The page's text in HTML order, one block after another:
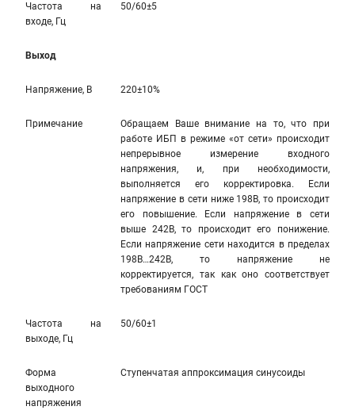
Частота на
входе, Гц
50/60±5
Выход
Напряжение, В 220±10%
Примечание
Обращаем Ваше внимание на то, что при
работе ИБП в режиме «от сети» происходит
непрерывное измерение входного
напряжения, и, при необходимости,
выполняется его корректировка. Если
напряжение в сети ниже 198В, то происходит
его повышение. Если напряжение в сети
выше 242В, то происходит его понижение.
Если напряжение сети находится в пределах
198В…242В, то напряжение не
корректируется, так как оно соответствует
требованиям ГОСТ
Частота на
выходе, Гц
50/60±1
Форма
выходного
напряжения
Ступенчатая аппроксимация синусоиды